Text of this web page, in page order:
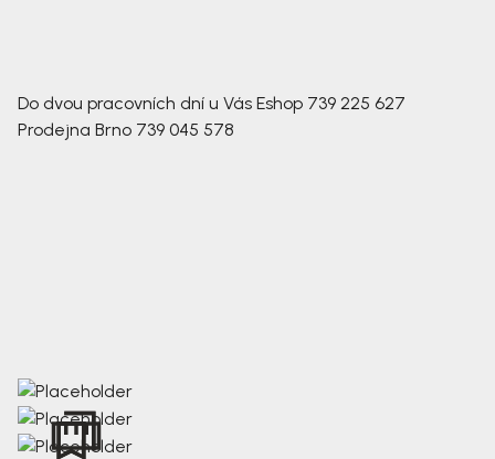
Do dvou pracovních dní u Vás Eshop 739 225 627
Prodejna Brno 739 045 578